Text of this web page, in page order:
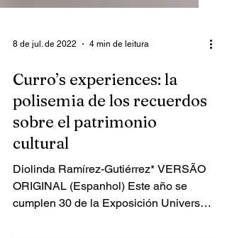
Curro’s experiences: la
polisemia de los recuerdos
sobre el patrimonio
cultural
Diolinda Ramírez-Gutiérrez* VERSÃO
ORIGINAL (Espanhol) Este año se